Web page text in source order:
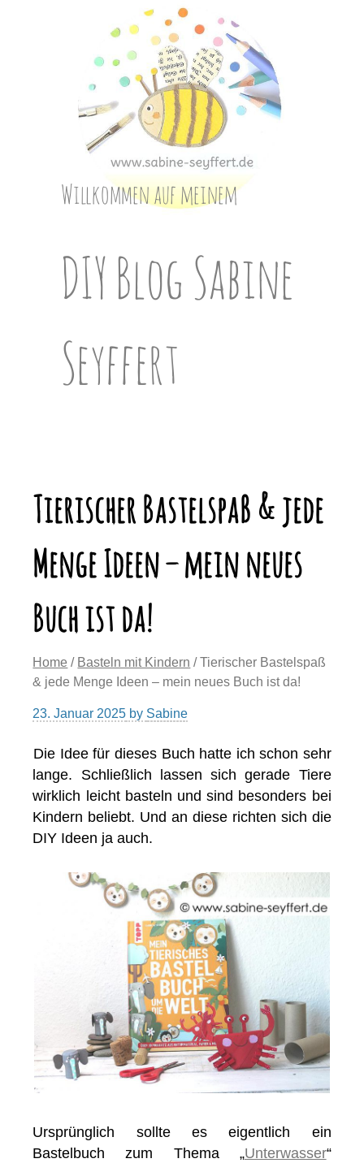
Willkommen auf meinem
DIY Blog Sabine
Seyffert
Tierischer Bastelspaß & jede
Menge Ideen – mein neues
Buch ist da!
Home / Basteln mit Kindern / Tierischer Bastelspaß
& jede Menge Ideen – mein neues Buch ist da!
23. Januar 2025 by Sabine
Die Idee für dieses Buch hatte ich schon sehr
lange. Schließlich lassen sich gerade Tiere
wirklich leicht basteln und sind besonders bei
Kindern beliebt. Und an diese richten sich die
DIY Ideen ja auch.
Ursprünglich sollte es eigentlich ein
Bastelbuch zum Thema „Unterwasser“